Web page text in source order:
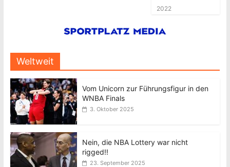
2022
Weltweit
Vom Unicorn zur Führungsfigur in den
WNBA Finals
3. Oktober 2025
Nein, die NBA Lottery war nicht
rigged!!
23. September 2025